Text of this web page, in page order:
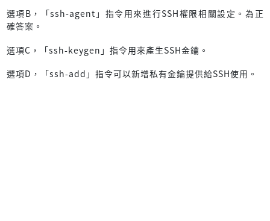
選項B，「ssh-agent」指令用來進行SSH權限相關設定。為正
確答案。
選項C，「ssh-keygen」指令用來產生SSH金鑰。
選項D，「ssh-add」指令可以新增私有金鑰提供給SSH使用。